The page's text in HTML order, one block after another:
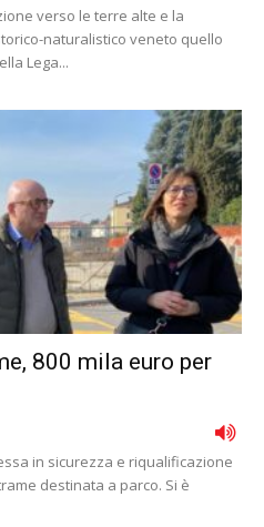
verso le terre alte e la
naturalistico veneto quello
Lega...
800 mila euro per
in sicurezza e riqualificazione
destinata a parco. Si è